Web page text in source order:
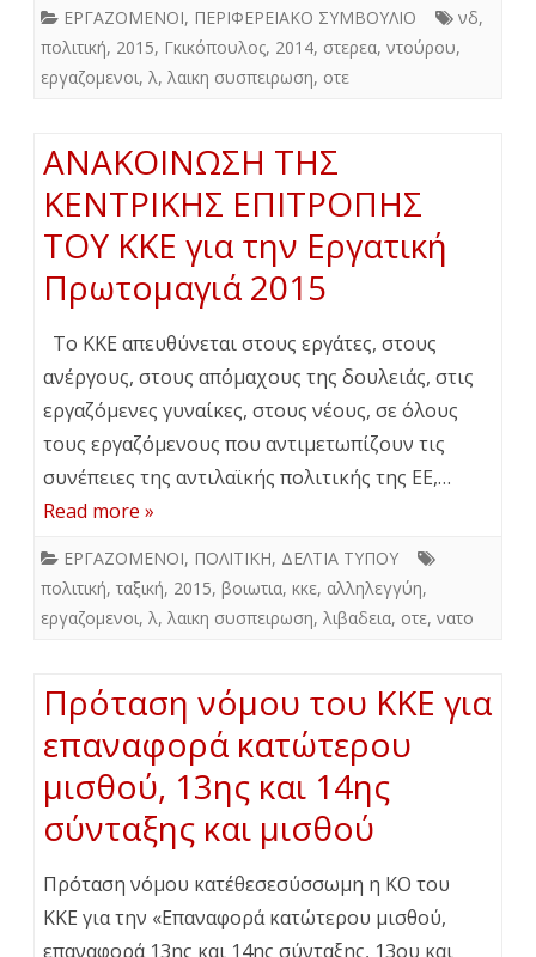
ΕΡΓΑΖΟΜΕΝΟΙ, ΠΕΡΙΦΕΡΕΙΑΚΟ ΣΥΜΒΟΥΛΙΟ νδ,
πολιτική, 2015, Γκικόπουλος, 2014, στερεα, ντούρου,
εργαζομενοι, λ, λαικη συσπειρωση, οτε
ΑΝΑΚΟΙΝΩΣΗ ΤΗΣ
ΚΕΝΤΡΙΚΗΣ ΕΠΙΤΡΟΠΗΣ
ΤΟΥ ΚΚΕ για την Εργατική
Πρωτομαγιά 2015
Το ΚΚΕ απευθύνεται στους εργάτες, στους
ανέργους, στους απόμαχους της δουλειάς, στις
εργαζόμενες γυναίκες, στους νέους, σε όλους
τους εργαζόμενους που αντιμετωπίζουν τις
συνέπειες της αντιλαϊκής πολιτικής της ΕΕ,…
Read more »
ΕΡΓΑΖΟΜΕΝΟΙ, ΠΟΛΙΤΙΚΗ, ΔΕΛΤΙΑ ΤΥΠΟΥ
πολιτική, ταξική, 2015, βοιωτια, κκε, αλληλεγγύη,
εργαζομενοι, λ, λαικη συσπειρωση, λιβαδεια, οτε, νατο
Πρόταση νόμου του ΚΚΕ για
επαναφορά κατώτερου
μισθού, 13ης και 14ης
σύνταξης και μισθού
Πρόταση νόμου κατέθεσεσύσσωμη η ΚΟ του
ΚΚΕ για την «Επαναφορά κατώτερου μισθού,
επαναφορά 13ης και 14ης σύνταξης, 13ου και